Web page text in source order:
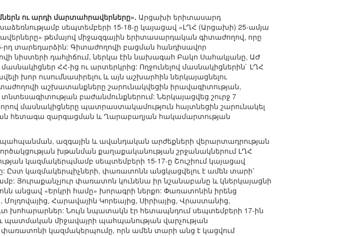
ու արդի մարտահրավերները». Արցախի երիտասարդ
սեպտեմբերի 15-18-ը կայացավ «ԼՂՀ (Արցախի) 25-ամյա
թեմայով միջազգային երիտասարդական գիտաժողով, որը
տարեդարձին: Գիտաժողովի բացման հանդիսավոր
նիստերի դահլիճում, ներկա էին նախագահ Բակո Սահակյանը, ԱԺ
ՀՀ-ից ու արտերկրից: Ողջունելով մասնակիցներին` ԼՂՀ
խոր ուսումնասիրելու և այն աշխարհին ներկայացնելու
աշխատանքները շարունակվեցին իրավագիտության,
բաժանմունքներում: Ներկայացվեց շուրջ 7
մասնակիցները պատրաստակամություն հայտնեցին շարունակել
հետագա զարգացման և Ղարաբաղյան հակամարտության
պահպանման, ազգային և ավանդական արժեքների վերարտադրության
խթանման քաղաքականության շրջանակներում ԼՂՀ
կազմակերպմամբ սեպտեմբերի 15-17-ը Շուշիում կայացավ
կազմակերպիչների, փառատոնն անցկացվելու է ամեն տարի՝
Յուրաքանչյուր փառատոն կունենա իր նշանաբանը և կներկայացնի
անցավ «Երկրի համը» խորագրի ներքո: Փառատոնին իրենց
Մոլդովայից, Հարավային Կորեայից, Սիրիայից, Վրաստանից,
խոհարարներ: Նույն նպատակն էր հետապնդում սեպտեմբերի 17-ին
պատմական միջավայրի պահպանության վարչության
կազմակերպումը, որն ամեն տարի անց է կացվում